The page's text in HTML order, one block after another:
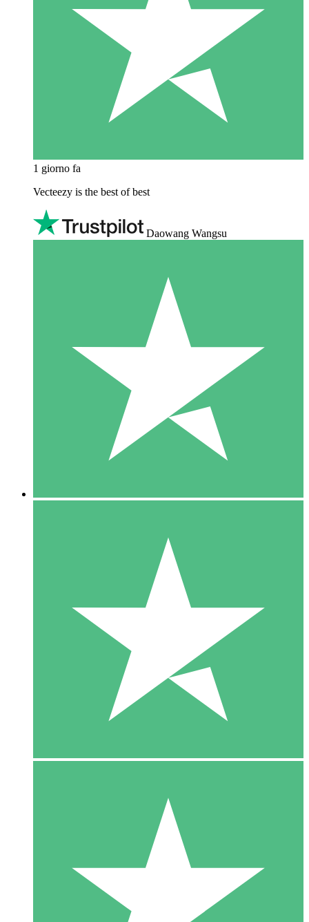
1 giorno fa
Vecteezy is the best of best
Daowang Wangsu